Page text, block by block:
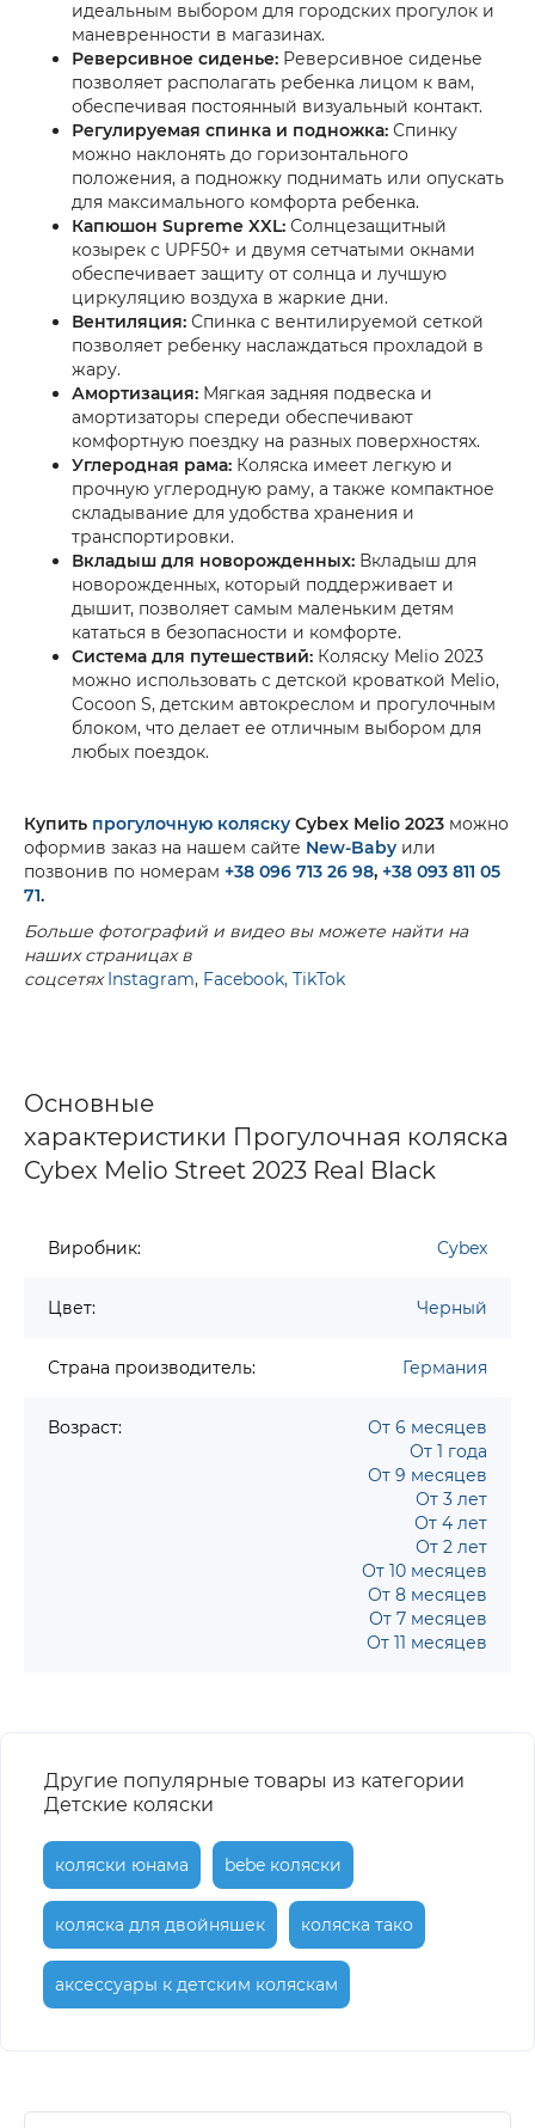
идеальным выбором для городских прогулок и
маневренности в магазинах.
Реверсивное сиденье: Реверсивное сиденье
позволяет располагать ребенка лицом к вам,
обеспечивая постоянный визуальный контакт.
Регулируемая спинка и подножка: Спинку
можно наклонять до горизонтального
положения, а подножку поднимать или опускать
для максимального комфорта ребенка.
Капюшон Supreme XXL: Солнцезащитный
козырек с UPF50+ и двумя сетчатыми окнами
обеспечивает защиту от солнца и лучшую
циркуляцию воздуха в жаркие дни.
Вентиляция: Спинка с вентилируемой сеткой
позволяет ребенку наслаждаться прохладой в
жару.
Амортизация: Мягкая задняя подвеска и
амортизаторы спереди обеспечивают
комфортную поездку на разных поверхностях.
Углеродная рама: Коляска имеет легкую и
прочную углеродную раму, а также компактное
складывание для удобства хранения и
транспортировки.
Вкладыш для новорожденных: Вкладыш для
новорожденных, который поддерживает и
дышит, позволяет самым маленьким детям
кататься в безопасности и комфорте.
Система для путешествий: Коляску Melio 2023
можно использовать с детской кроваткой Melio,
Cocoon S, детским автокреслом и прогулочным
блоком, что делает ее отличным выбором для
любых поездок.
Купить прогулочную коляску Cybex Melio 2023 можно
оформив заказ на нашем сайте New-Baby или
позвонив по номерам +38 096 713 26 98, +38 093 811 05
71.
Больше фотографий и видео вы можете найти на
наших страницах в
соцсетях Instagram, Facebook, TikTok
Основные
характеристики Прогулочная коляска
Cybex Melio Street 2023 Real Black
Виробник: Cybex
Цвет: Черный
Страна производитель: Германия
Возраст:
От 6 месяцев
От 1 года
От 9 месяцев
От 3 лет
От 4 лет
От 2 лет
От 10 месяцев
От 8 месяцев
От 7 месяцев
От 11 месяцев
Другие популярные товары из категории
Детские коляски
коляски юнама bebe коляски
коляска для двойняшек коляска тако
аксессуары к детским коляскам